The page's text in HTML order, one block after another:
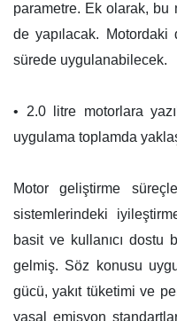
parametre. Ek olarak, bu
de yapılacak.
sürede uygulanabilecek.
• 2.0 litre motorlara
uygulama toplamda
Motor geliştirme
sistemlerindeki
basit ve kullanıcı dostu
gelmiş. Söz konusu
gücü, yakıt tüketimi ve
yasal emisyon